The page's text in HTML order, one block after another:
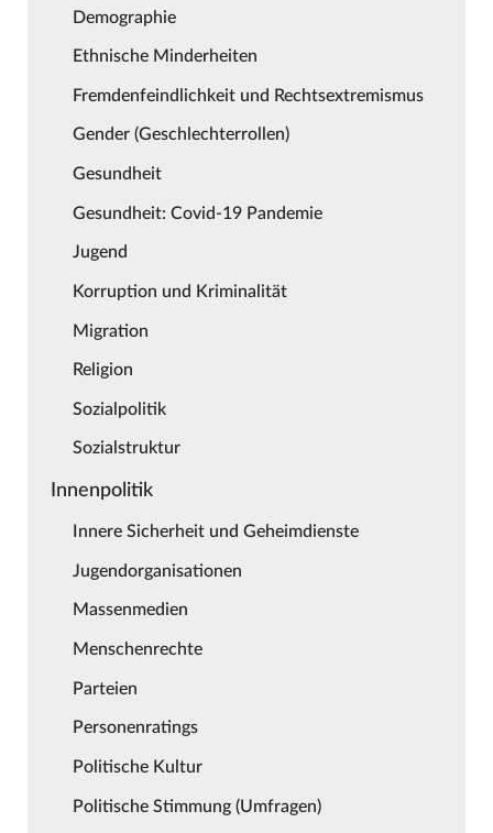
Demographie
Ethnische Minderheiten
Fremdenfeindlichkeit und Rechtsextremismus
Gender (Geschlechterrollen)
Gesundheit
Gesundheit: Covid-19 Pandemie
Jugend
Korruption und Kriminalität
Migration
Religion
Sozialpolitik
Sozialstruktur
Innenpolitik
Innere Sicherheit und Geheimdienste
Jugendorganisationen
Massenmedien
Menschenrechte
Parteien
Personenratings
Politische Kultur
Politische Stimmung (Umfragen)